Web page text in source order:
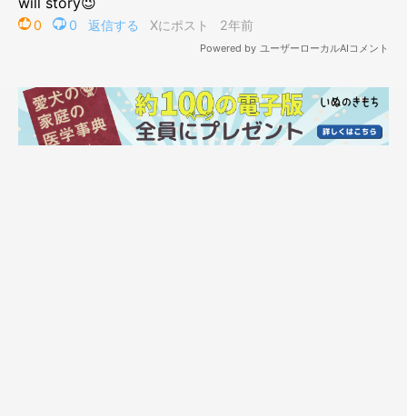
その後も健やかに成長していったRenくんは、現在3才になりま
した。誰からも好かれるコで、“人たらし”のようなタイプでもあ